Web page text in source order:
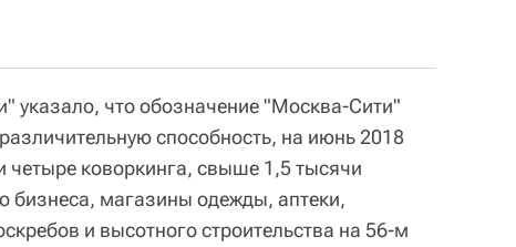
указало, что обозначение "Москва-Сити"
способность, на июнь 2018
четыре коворкинга, свыше 1,5 тысячи
бизнеса, магазины одежды, аптеки,
и высотного строительства на 56-м